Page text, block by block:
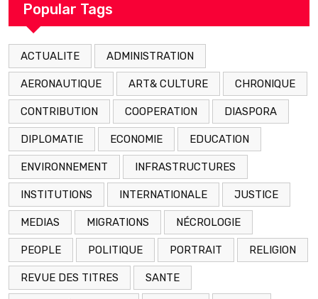
Popular Tags
ACTUALITE ADMINISTRATION
AERONAUTIQUE ART& CULTURE CHRONIQUE
CONTRIBUTION COOPERATION DIASPORA
DIPLOMATIE ECONOMIE EDUCATION
ENVIRONNEMENT INFRASTRUCTURES
INSTITUTIONS INTERNATIONALE JUSTICE
MEDIAS MIGRATIONS NÉCROLOGIE
PEOPLE POLITIQUE PORTRAIT RELIGION
REVUE DES TITRES SANTE